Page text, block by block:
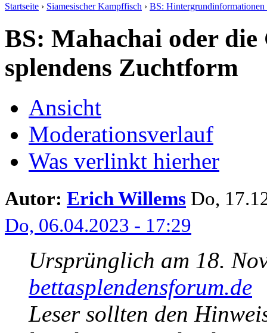
Startseite › Siamesischer Kampffisch › BS: Hintergrundinformationen
BS: Mahachai oder die
splendens Zuchtform
Ansicht
Moderationsverlauf
Was verlinkt hierher
Autor: Erich Willems Do,
Do, 06.04.2023 - 17:29
Ursprünglich am 18.
bettasplendensforum.de
Leser sollten den